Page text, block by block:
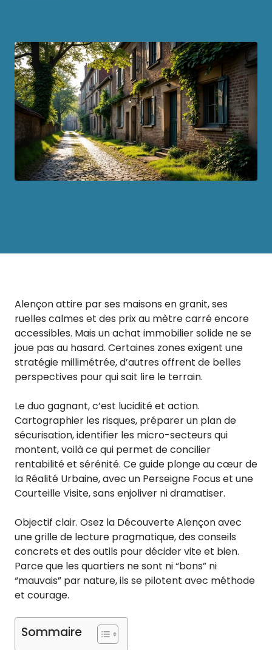
Alençon attire par ses maisons en granit, ses
ruelles calmes et des prix au mètre carré encore
accessibles. Mais un achat immobilier solide ne se
joue pas au hasard. Certaines zones exigent une
stratégie millimétrée, d’autres offrent de belles
perspectives pour qui sait lire le terrain.
Le duo gagnant, c’est lucidité et action.
Cartographier les risques, préparer un plan de
sécurisation, identifier les micro-secteurs qui
montent, voilà ce qui permet de concilier
rentabilité et sérénité. Ce guide plonge au cœur de
la Réalité Urbaine, avec un Perseigne Focus et une
Courteille Visite, sans enjoliver ni dramatiser.
Objectif clair. Osez la Découverte Alençon avec
une grille de lecture pragmatique, des conseils
concrets et des outils pour décider vite et bien.
Parce que les quartiers ne sont ni “bons” ni
“mauvais” par nature, ils se pilotent avec méthode
et courage.
Sommaire